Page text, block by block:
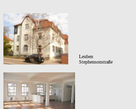
Leuben
Stephensonstraße